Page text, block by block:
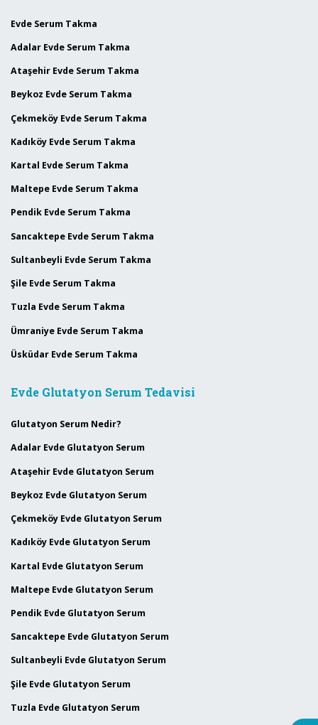
Evde Serum Takma
Adalar Evde Serum Takma
Ataşehir Evde Serum Takma
Beykoz Evde Serum Takma
Çekmeköy Evde Serum Takma
Kadıköy Evde Serum Takma
Kartal Evde Serum Takma
Maltepe Evde Serum Takma
Pendik Evde Serum Takma
Sancaktepe Evde Serum Takma
Sultanbeyli Evde Serum Takma
Şile Evde Serum Takma
Tuzla Evde Serum Takma
Ümraniye Evde Serum Takma
Üsküdar Evde Serum Takma
Evde Glutatyon Serum Tedavisi
Glutatyon Serum Nedir?
Adalar Evde Glutatyon Serum
Ataşehir Evde Glutatyon Serum
Beykoz Evde Glutatyon Serum
Çekmeköy Evde Glutatyon Serum
Kadıköy Evde Glutatyon Serum
Kartal Evde Glutatyon Serum
Maltepe Evde Glutatyon Serum
Pendik Evde Glutatyon Serum
Sancaktepe Evde Glutatyon Serum
Sultanbeyli Evde Glutatyon Serum
Şile Evde Glutatyon Serum
Tuzla Evde Glutatyon Serum